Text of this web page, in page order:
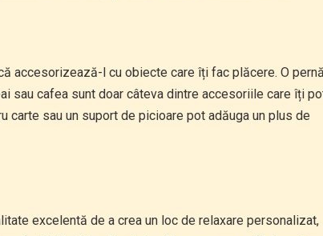
accesorizează-l cu obiecte care îți fac plăcere. O pernă
sau cafea sunt doar câteva dintre accesoriile care îți
carte sau un suport de picioare pot adăuga un plus de
excelentă de a crea un loc de relaxare personalizat,